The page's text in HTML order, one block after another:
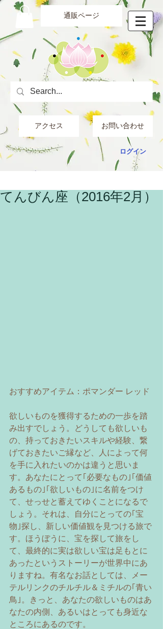
通販ページ
アクセス お問い合わせ
ログイン
てんびん座（2016年2月）
おすすめアイテム：ポマンダー レッド
欲しいものを獲得するための一歩を踏
み出すでしょう。どうしても欲しいも
の、持っておきたいスキルや経験、繋
げておきたいご縁など、人によって何
を手に入れたいのかは違うと思いま
す。あなたにとって｢必要なもの｣｢価値
あるもの｣｢欲しいもの｣に名前をつけ
て、せっせと蓄えてゆくことになるで
しょう。それは、自分にとっての｢宝
物｣探し、新しい価値観を見つける旅で
す。ほうぼうに、宝を探して旅をし
て、最終的に実は欲しい宝は足もとに
あったというストーリーが世界中にあ
りますね。有名なお話としては、メー
テルリンクのチルチル＆ミチルの｢青い
鳥｣。きっと、あなたの欲しいものはあ
なたの内側、あるいはとっても身近な
ところにあるのです。